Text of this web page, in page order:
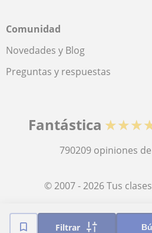
Filtrar
Comunidad
Novedades y Blog
Preguntas y respuestas
Fantástica
790209 opiniones
© 2007 - 2026 Tus
Mapa web:Profesores